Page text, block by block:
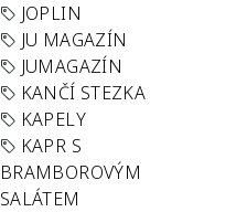
JOPLIN
JU MAGAZÍN
JUMAGAZÍN
KANČÍ STEZKA
KAPELY
KAPR S
BRAMBOROVÝM
SALÁTEM